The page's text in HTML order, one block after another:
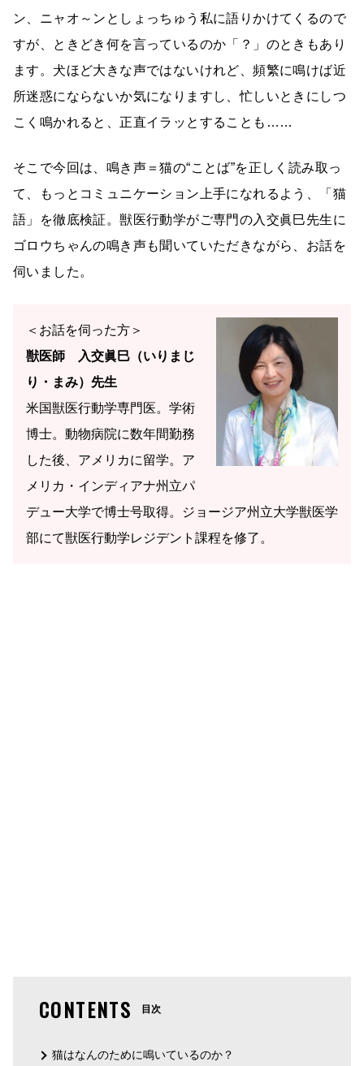
ン、ニャオ～ンとしょっちゅう私に語りかけてくるので
すが、ときどき何を言っているのか「？」のときもあり
ます。犬ほど大きな声ではないけれど、頻繁に鳴けば近
所迷惑にならないか気になりますし、忙しいときにしつ
こく鳴かれると、正直イラッとすることも……
そこで今回は、鳴き声＝猫の“ことば”を正しく読み取っ
て、もっとコミュニケーション上手になれるよう、「猫
語」を徹底検証。獣医行動学がご専門の入交眞巳先生に
ゴロウちゃんの鳴き声も聞いていただきながら、お話を
伺いました。
＜お話を伺った方＞
獣医師
入交眞巳（いりまじ
り・まみ）先生
米国獣医行動学専門医。学術
博士。動物病院に数年間勤務
した後、アメリカに留学。ア
メリカ・インディアナ州立パ
デュー大学で博士号取得。ジョージア州立大学獣医学
部にて獣医行動学レジデント課程を修了。
CONTENTS 目次
猫はなんのために鳴いているのか？